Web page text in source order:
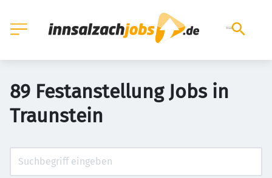
89 Festanstellung Jobs in
Traunstein